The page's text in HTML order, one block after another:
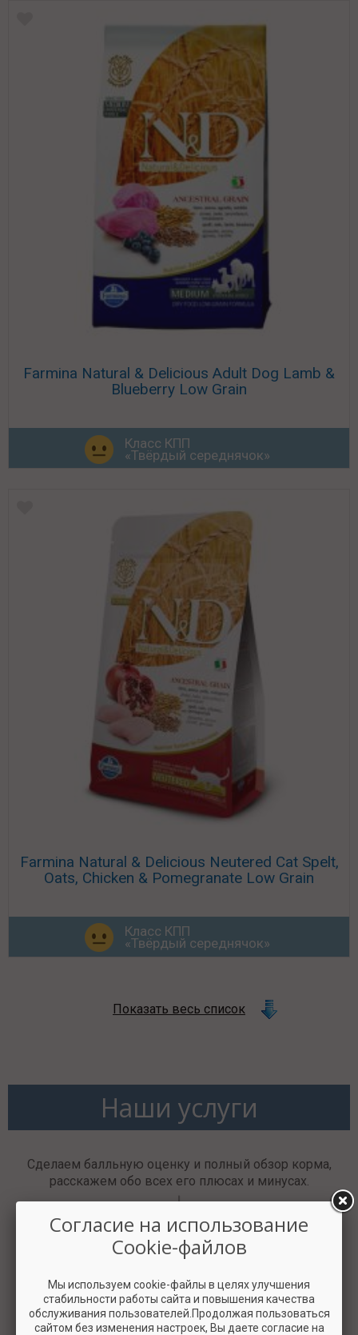
Farmina Natural & Delicious Adult Dog Lamb &
Blueberry Low Grain
Класс КПП
«Твёрдый середнячок»
Farmina Natural & Delicious Neutered Cat Spelt,
Oats, Chicken & Pomegranate Low Grain
Класс КПП
«Твёрдый середнячок»
Показать весь список
Наши услуги
Сделаем балльную оценку и полный обзор корма,
расскажем обо всех его плюсах и минусах.
Согласие на использование
Cookie-файлов
Мы используем cookie-файлы в целях улучшения
стабильности работы сайта и повышения качества
обслуживания пользователей.Продолжая пользоваться
сайтом без изменения настроек, Вы даете согласие на